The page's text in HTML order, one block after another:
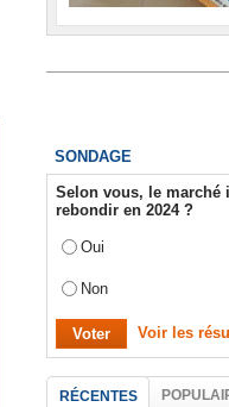
SONDAGE
Selon vous, le marché
rebondir en 2024 ?
Oui
Non
Voir les
RÉCENTES